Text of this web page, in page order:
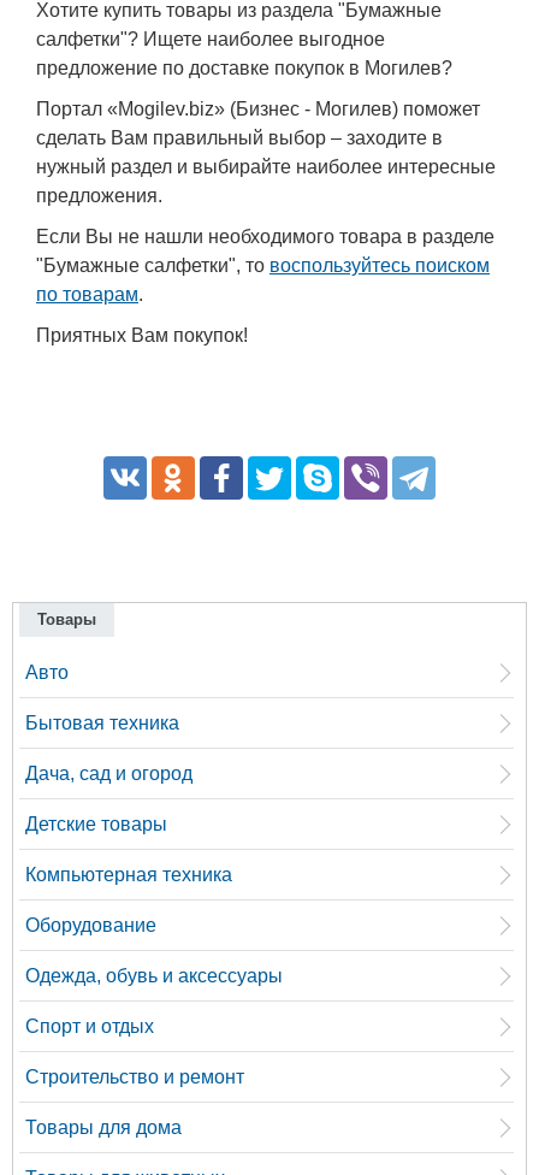
Хотите купить товары из раздела "Бумажные
салфетки"? Ищете наиболее выгодное
предложение по доставке покупок в Могилев?
Портал «Mogilev.biz» (Бизнес - Могилев) поможет
сделать Вам правильный выбор – заходите в
нужный раздел и выбирайте наиболее интересные
предложения.
Если Вы не нашли необходимого товара в разделе
"Бумажные салфетки", то воспользуйтесь поиском
по товарам.
Приятных Вам покупок!
Товары
Авто
Бытовая техника
Дача, сад и огород
Детские товары
Компьютерная техника
Оборудование
Одежда, обувь и аксессуары
Спорт и отдых
Строительство и ремонт
Товары для дома